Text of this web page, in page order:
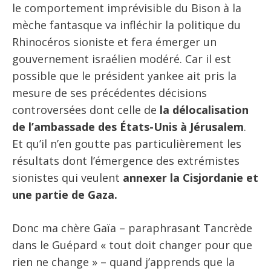
le comportement imprévisible du Bison à la
mèche fantasque va infléchir la politique du
Rhinocéros sioniste et fera émerger un
gouvernement israélien modéré. Car il est
possible que le président yankee ait pris la
mesure de ses précédentes décisions
controversées dont celle de la délocalisation
de l’ambassade des États-Unis à Jérusalem.
Et qu’il n’en goutte pas particulièrement les
résultats dont l’émergence des extrémistes
sionistes qui veulent annexer la Cisjordanie et
une partie de Gaza.
Donc ma chère Gaïa – paraphrasant Tancrède
dans le Guépard « tout doit changer pour que
rien ne change » – quand j’apprends que la